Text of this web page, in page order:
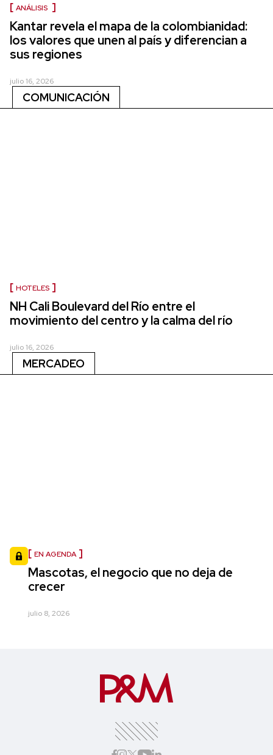
ANÁLISIS
Kantar revela el mapa de la colombianidad:
los valores que unen al país y diferencian a
sus regiones
julio 16, 2026
COMUNICACIÓN
HOTELES
NH Cali Boulevard del Río entre el
movimiento del centro y la calma del río
julio 16, 2026
MERCADEO
EN AGENDA
Mascotas, el negocio que no deja de
crecer
julio 8, 2026